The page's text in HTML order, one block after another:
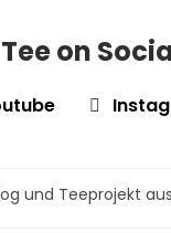
on
und Teeprojekt